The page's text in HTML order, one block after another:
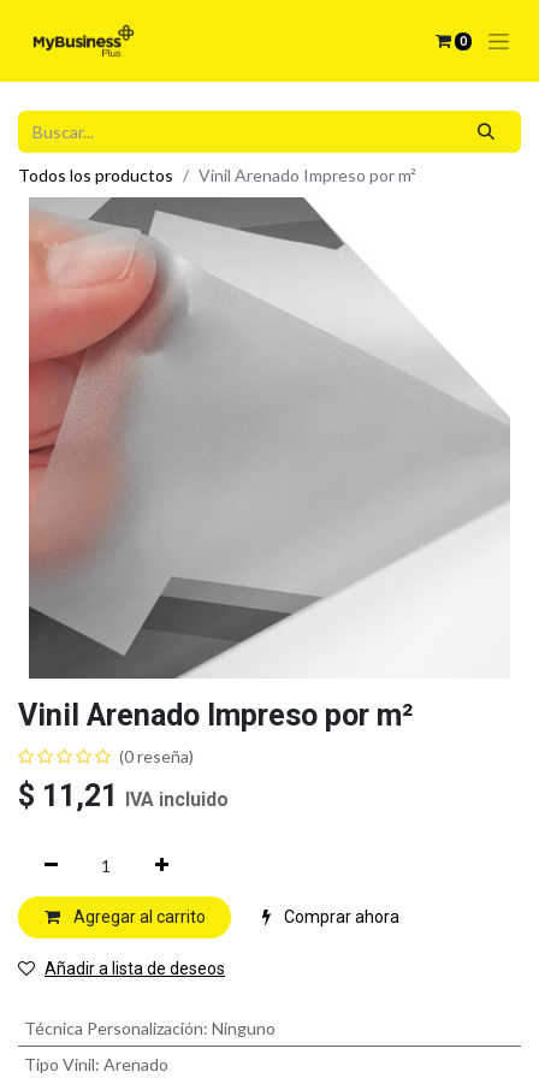
0
Todos los productos Vinil Arenado Impreso por m²
Vinil Arenado Impreso por m²
(0 reseña)
$ 11,21 IVA incluido
Agregar al carrito Comprar ahora
Añadir a lista de deseos
Técnica Personalización: Ninguno
Tipo Vinil: Arenado